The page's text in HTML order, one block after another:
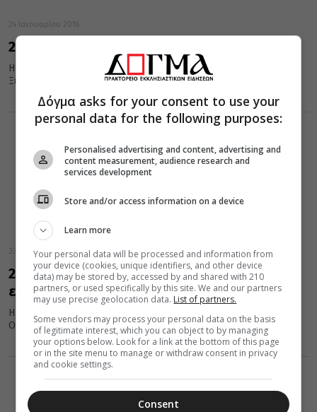
24 Ιανουαρίου 2016
24 Ιανουαρίου: Εορτάζει η Αγία Ξένη
Η Εκκλησία σήμερα, 24 Ιανουαρίου, τιμά τη μνήμη της Αγίας
Ξένης.
23 Ιανουαρίου 2016
23 Ιανουαρίου: Εορτάζει ο Όσιος Διονύσιος ο
εν Ολύμπω
Η Εκκλησία τιμά σήμερα τη μνήμη του οσίου Διονυσίου του εν
Ολύμπω.
Δόγμα asks for your consent to use your
personal data for the following purposes:
Personalised advertising and content, advertising and
content measurement, audience research and
services development
Store and/or access information on a device
Learn more
Your personal data will be processed and information from
your device (cookies, unique identifiers, and other device
data) may be stored by, accessed by and shared with 210
partners, or used specifically by this site. We and our partners
may use precise geolocation data. List of partners.
Some vendors may process your personal data on the basis
of legitimate interest, which you can object to by managing
your options below. Look for a link at the bottom of this page
or in the site menu to manage or withdraw consent in privacy
and cookie settings.
Consent